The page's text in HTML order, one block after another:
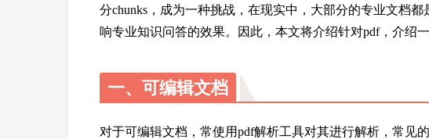
分chunks，成为一种挑战，在现实中，大部分的专业文档
响专业知识问答的效果。因此，本文将介绍针对pdf，介绍
一、可编辑文档
对于可编辑文档，常使用pdf解析工具对其进行解析，常见